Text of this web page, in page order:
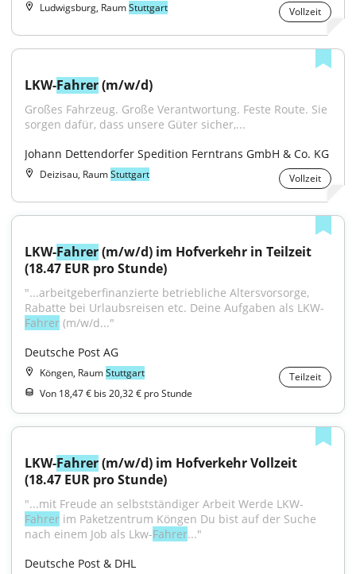
Ludwigsburg, RaumStuttgart Vollzeit
LKW-Fahrer (m/w/d)
Großes Fahrzeug. Große Verantwortung. Feste Route. Sie
sorgen dafür, dass unsere Güter sicher,...
Johann Dettendorfer Spedition Ferntrans GmbH & Co. KG
Deizisau, RaumStuttgart Vollzeit
LKW-Fahrer (m/w/d) im Hofverkehr in Teilzeit
(18.47 EUR pro Stunde)
"...arbeitgeberfinanzierte betriebliche Altersvorsorge,
Rabatte bei Urlaubsreisen etc. Deine Aufgaben als LKW-
Fahrer (m/w/d..."
Deutsche Post AG
Köngen, RaumStuttgart
Teilzeit
Von 18,47 € bis 20,32 € pro Stunde
LKW-Fahrer (m/w/d) im Hofverkehr Vollzeit
(18.47 EUR pro Stunde)
"...mit Freude an selbstständiger Arbeit Werde LKW-
Fahrer im Paketzentrum Köngen Du bist auf der Suche
nach einem Job als Lkw-Fahrer..."
Deutsche Post & DHL